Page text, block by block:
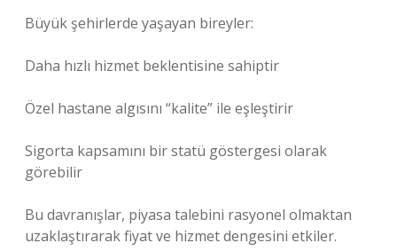
Büyük şehirlerde yaşayan bireyler:
Daha hızlı hizmet beklentisine sahiptir
Özel hastane algısını “kalite” ile eşleştirir
Sigorta kapsamını bir statü göstergesi olarak
görebilir
Bu davranışlar, piyasa talebini rasyonel olmaktan
uzaklaştırarak fiyat ve hizmet dengesini etkiler.